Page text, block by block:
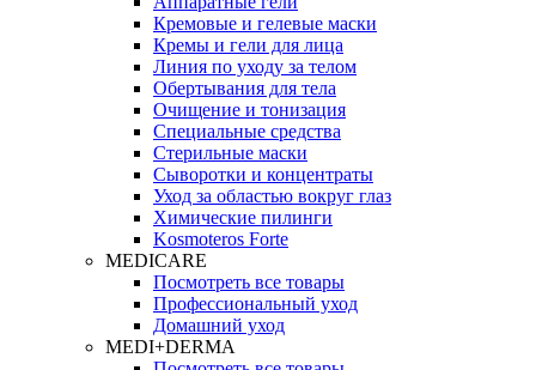
Кремовые и гелевые маски
Кремы и гели для лица
Линия по уходу за телом
Обертывания для тела
Очищение и тонизация
Специальные средства
Стерильные маски
Сыворотки и концентраты
Уход за областью вокруг глаз
Химические пилинги
Kosmoteros Forte
MEDICARE
Посмотреть все товары
Профессиональный уход
Домашний уход
MEDI+DERMA